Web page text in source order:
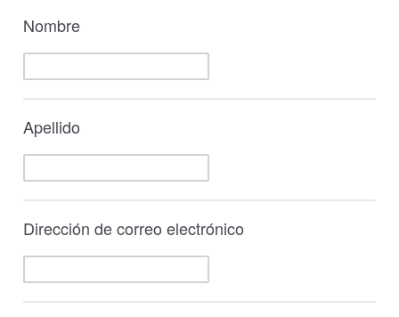
Nombre
Apellido
Dirección de correo electrónico